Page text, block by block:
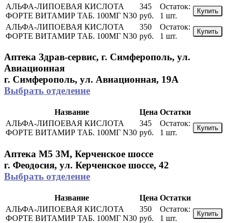
АЛЬФА-ЛИПОЕВАЯ КИСЛОТА
ФОРТЕ ВИТАМИР ТАБ. 100МГ N30
345
руб.
Остаток:
1 шт.
Купить
АЛЬФА-ЛИПОЕВАЯ КИСЛОТА
ФОРТЕ ВИТАМИР ТАБ. 100МГ N30
350
руб.
Остаток:
1 шт.
Купить
Аптека Здрав-сервис, г. Симферополь, ул.
Авиационная
г. Симферополь, ул. Авиационная, 19А
Выбрать отделение
Название Цена Остатки
АЛЬФА-ЛИПОЕВАЯ КИСЛОТА
ФОРТЕ ВИТАМИР ТАБ. 100МГ N30
345
руб.
Остаток:
1 шт.
Купить
Аптека М5 3М, Керченское шоссе
г. Феодосия, ул. Керченское шоссе, 42
Выбрать отделение
Название Цена Остатки
АЛЬФА-ЛИПОЕВАЯ КИСЛОТА
ФОРТЕ ВИТАМИР ТАБ. 100МГ N30
350
руб.
Остаток:
1 шт.
Купить